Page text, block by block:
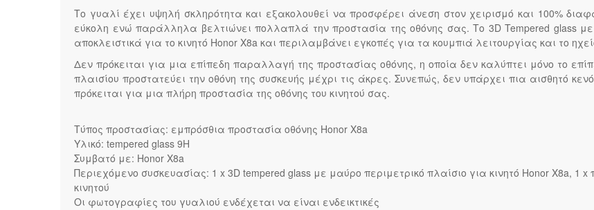
Το γυαλί έχει υψηλή σκληρότητα και εξακολουθεί να προσφέρει άνεση στον χειρισμό και 100%
εύκολη ενώ παράλληλα βελτιώνει πολλαπλά την προστασία της οθόνης σας. Το 3D Tempered glass
αποκλειστικά για το κινητό Honor X8a και περιλαμβάνει εγκοπές για τα κουμπιά λειτουργίας και το
Δεν πρόκειται για μια επίπεδη παραλλαγή της προστασίας οθόνης, η οποία δεν καλύπτει μόνο το
πλαισίου προστατεύει την οθόνη της συσκευής μέχρι τις άκρες. Συνεπώς, δεν υπάρχει πια αισθητό
πρόκειται για μια πλήρη προστασία της οθόνης του κινητού σας.
Τύπος προστασίας: εμπρόσθια προστασία οθόνης Honor X8a
Υλικό: tempered glass 9H
Συμβατό με: Honor X8a
Περιεχόμενο συσκευασίας: 1 x 3D tempered glass με μαύρο περιμετρικό πλαίσιο για κινητό Honor X8a, 1
κινητού
Οι φωτογραφίες του γυαλιού ενδέχεται να είναι ενδεικτικές